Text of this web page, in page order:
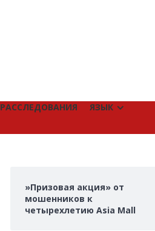
РАССЛЕДОВАНИЯ ЯЗЫК
»Призовая акция» от
мошенников к
четырехлетию Asia Mall